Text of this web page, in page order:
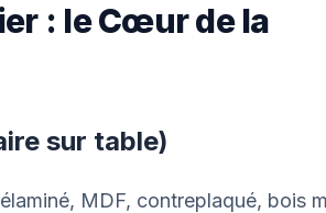
: le Cœur de la
sur table)
MDF, contreplaqué, bois